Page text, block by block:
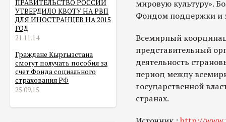
ПРАВИТЕЛЬСТВО РОССИИ
УТВЕРДИЛО КВОТУ НА РВП
ДЛЯ ИНОСТРАНЦЕВ НА 2015
ГОД
21.11.14
Граждане Кыргызстана
смогут получать пособия за
счет Фонда социального
страхования РФ
25.09.15
мировую культуру».
Фондом поддержки и
Всемирный
представительный
деятельность
период между
государственной
странах.